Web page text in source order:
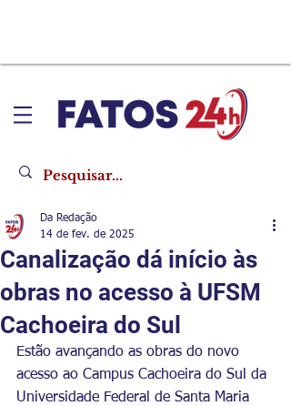
Canalização dá início às
obras no acesso à UFSM
Cachoeira do Sul
Da Redação
14 de fev. de 2025
Estão avançando as obras do novo
acesso ao Campus Cachoeira do Sul da
Universidade Federal de Santa Maria